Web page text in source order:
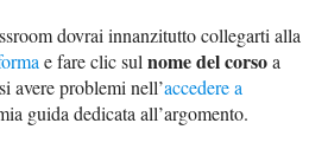
dovrai innanzitutto collegarti alla
e fare clic sulnome del corsoa
avere problemi nell’accedere a
guida dedicata all’argomento.